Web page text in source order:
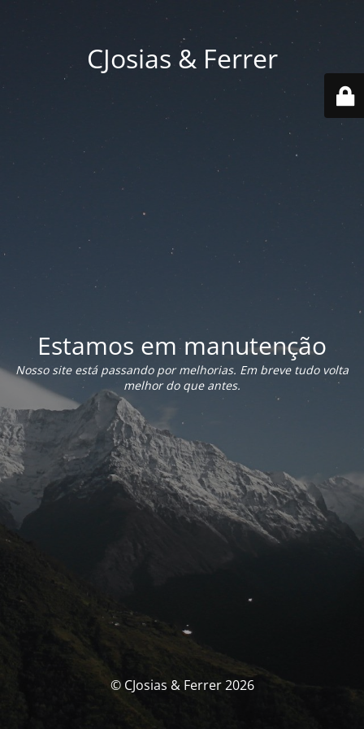
CJosias & Ferrer
Estamos em manutenção
Nosso site está passando por melhorias. Em breve tudo volta
melhor do que antes.
© CJosias & Ferrer 2026